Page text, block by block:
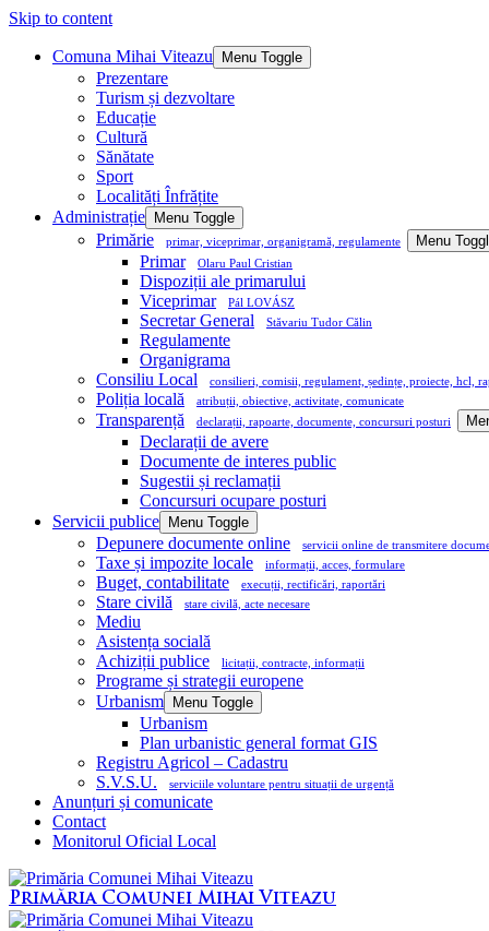
Skip to content
Comuna Mihai Viteazu Menu Toggle
Prezentare
Turism și dezvoltare
Educație
Cultură
Sănătate
Sport
Localități Înfrățite
Administrație
Menu Toggle
Primărie primar, viceprimar, organigramă, regulamente Menu
Primar Olaru Paul Cristian
Dispoziții ale primarului
Viceprimar
Pál LOVÁSZ
Secretar General Stăvariu Tudor Călin
Regulamente
Organigrama
Consiliu Local
consilieri, comisii, regulament, ședințe, proiecte, hcl,
Poliția locală atribuții, obiective, activitate, comunicate
Transparență declarații, rapoarte, documente, concursuri posturi
Declarații de avere
Documente de interes public
Sugestii și reclamații
Concursuri ocupare posturi
Servicii publice
Menu Toggle
Depunere documente online servicii online de transmitere
Taxe și impozite locale informații, acces, formulare
Buget, contabilitate execuții, rectificări, raportări
Stare civilă stare civilă, acte necesare
Mediu
Asistența socială
Achiziții publice
licitații, contracte, informații
Programe și strategii europene
Urbanism
Menu Toggle
Urbanism
Plan urbanistic general format GIS
Registru Agricol – Cadastru
S.V.S.U.
serviciile voluntare pentru situații de urgență
Anunțuri și comunicate
Contact
Monitorul Oficial Local
Primăria Comunei Mihai Viteazu